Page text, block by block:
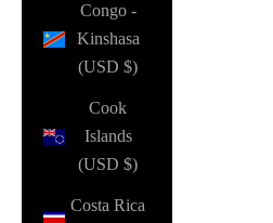
Congo -
Kinshasa
(USD $)
Cook
Islands
(USD $)
Costa Rica